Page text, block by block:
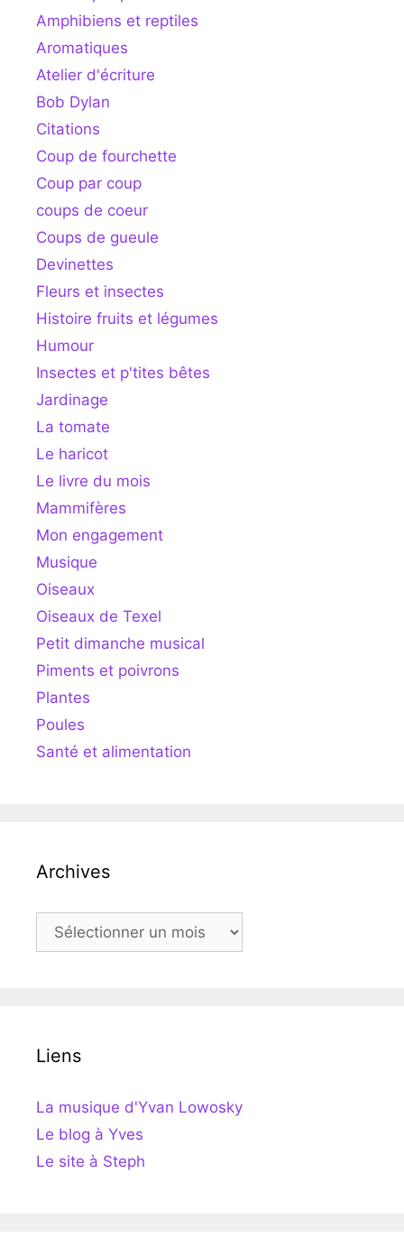
Amphibiens et reptiles
Aromatiques
Atelier d'écriture
Bob Dylan
Citations
Coup de fourchette
Coup par coup
coups de coeur
Coups de gueule
Devinettes
Fleurs et insectes
Histoire fruits et légumes
Humour
Insectes et p'tites bêtes
Jardinage
La tomate
Le haricot
Le livre du mois
Mammifères
Mon engagement
Musique
Oiseaux
Oiseaux de Texel
Petit dimanche musical
Piments et poivrons
Plantes
Poules
Santé et alimentation
Archives
Archives
Liens
La musique d'Yvan Lowosky
Le blog à Yves
Le site à Steph